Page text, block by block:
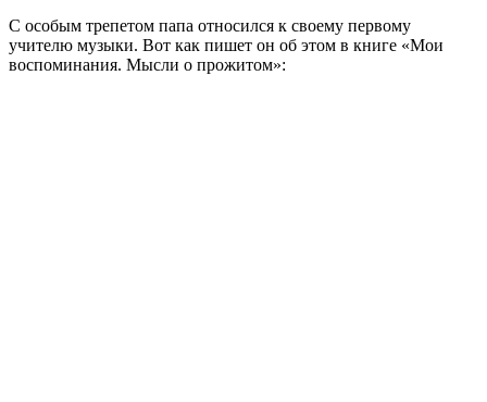
С особым трепетом папа относился к своему первому
учителю музыки. Вот как пишет он об этом в книге «Мои
воспоминания. Мысли о прожитом»: